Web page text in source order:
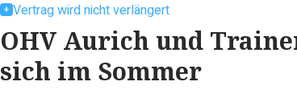
Vertrag wird nicht verlängert
OHV Aurich und
sich im Sommer